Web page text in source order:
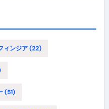
ィンジア(22)
(51)